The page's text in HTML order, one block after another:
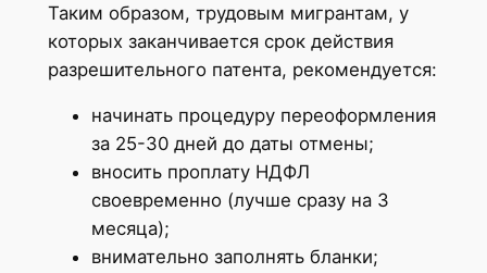
Таким образом, трудовым мигрантам, у
которых заканчивается срок действия
разрешительного патента, рекомендуется:
начинать процедуру переоформления
за 25-30 дней до даты отмены;
вносить проплату НДФЛ
своевременно (лучше сразу на 3
месяца);
внимательно заполнять бланки;